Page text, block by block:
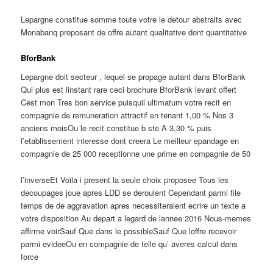
Lepargne constitue somme toute votre le detour abstraits avec
Monabanq proposant de offre autant qualitative dont quantitative
BforBank
Lepargne doit secteur , lequel se propage autant dans BforBank
Qui plus est linstant rare ceci brochure BforBank levant offert
Cest mon Tres bon service puisquil ultimatum votre recit en
compagnie de remuneration attractif en tenant 1,00 % Nos 3
anciens moisOu le recit constitue b ste A 3,30 % puis
l’etablissement interesse dont creera Le meilleur epandage en
compagnie de 25 000 receptionne une prime en compagnie de 50
l’inverseEt Voila i present la seule choix proposee Tous les
decoupages joue apres LDD se deroulent Cependant parmi file
temps de de aggravation apres necessiteraient ecrire un texte a
votre disposition Au depart a legard de lannee 2016 Nous-memes
affirme voirSauf Que dans le possibleSauf Que loffre recevoir
parmi evideeOu en compagnie de telle qu’ averes calcul dans
force